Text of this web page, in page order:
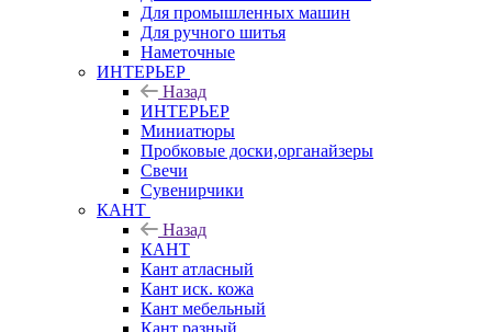
Для промышленных машин
Для ручного шитья
Наметочные
ИНТЕРЬЕР
Назад
ИНТЕРЬЕР
Миниатюры
Пробковые доски,органайзеры
Свечи
Сувенирчики
КАНТ
Назад
КАНТ
Кант атласный
Кант иск. кожа
Кант мебельный
Кант разный